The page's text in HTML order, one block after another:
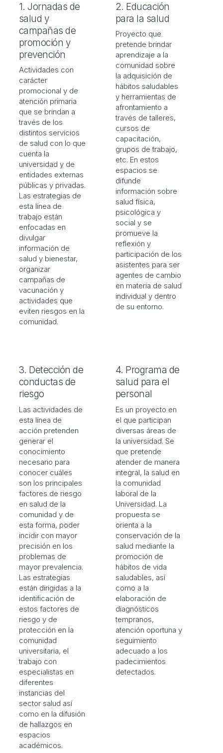
1. Jornadas de
salud y
campañas de
promoción y
prevención
Actividades con
carácter
promocional y de
atención primaria
que se brindan a
través de los
distintos servicios
de salud con lo que
cuenta la
universidad y de
entidades externas
públicas y privadas.
Las estrategias de
esta línea de
trabajo están
enfocadas en
divulgar
información de
salud y bienestar,
organizar
campañas de
vacunación y
actividades que
eviten riesgos en la
comunidad.
2. Educación
para la salud
Proyecto que
pretende brindar
aprendizaje a la
comunidad sobre
la adquisición de
hábitos saludables
y herramientas de
afrontamiento a
través de talleres,
cursos de
capacitación,
grupos de trabajo,
etc. En estos
espacios se
difunde
información sobre
salud física,
psicológica y
social y se
promueve la
reflexión y
participación de los
asistentes para ser
agentes de cambio
en materia de salud
individual y dentro
de su entorno.
3. Detección de
conductas de
riesgo
Las actividades de
esta línea de
acción pretenden
generar el
conocimiento
necesario para
conocer cuáles
son los principales
factores de riesgo
en salud de la
comunidad y de
esta forma, poder
incidir con mayor
precisión en los
problemas de
mayor prevalencia.
Las estrategias
están dirigidas a la
identificación de
estos factores de
riesgo y de
protección en la
comunidad
universitaria, el
trabajo con
especialistas en
diferentes
instancias del
sector salud así
como en la difusión
de hallazgos en
espacios
académicos.
4. Programa de
salud para el
personal
Es un proyecto en
el que participan
diversas áreas de
la universidad. Se
que pretende
atender de manera
integral, la salud en
la comunidad
laboral de la
Universidad. La
propuesta se
orienta a la
conservación de la
salud mediante la
promoción de
hábitos de vida
saludables, así
como a la
elaboración de
diagnósticos
tempranos,
atención oportuna y
seguimiento
adecuado a los
padecimientos
detectados.